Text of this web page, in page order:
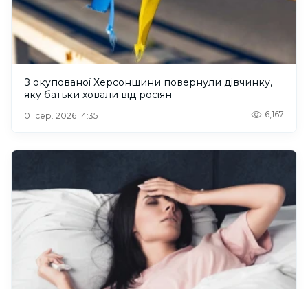
З окупованої Херсонщини повернули дівчинку,
яку батьки ховали від росіян
01 сер. 2026 14:35 6,167